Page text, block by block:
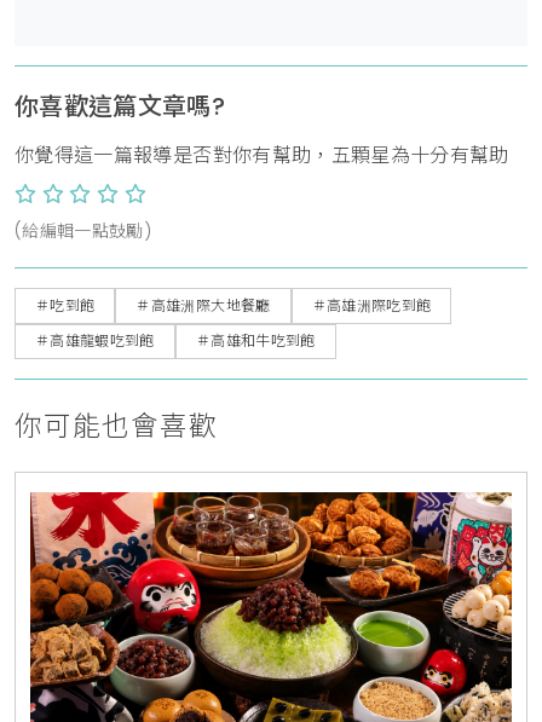
你喜歡這篇文章嗎?
你覺得這一篇報導是否對你有幫助，五顆星為十分有幫助
(給編輯一點鼓勵)
＃吃到飽 ＃高雄洲際大地餐廳
＃高雄洲際吃到飽
＃高雄龍蝦吃到飽
＃高雄和牛吃到飽
你可能也會喜歡